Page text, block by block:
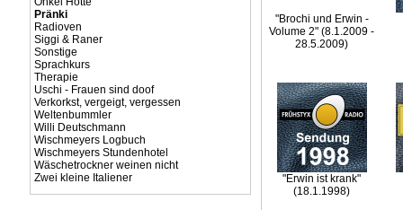
Pränki
Radioven
Siggi & Raner
Sonstige
Sprachkurs
Therapie
Uschi - Frauen sind doof
Verkorkst, vergeigt, vergessen
Weltenbummler
Willi Deutschmann
Wischmeyers Logbuch
Wischmeyers Stundenhotel
Wäschetrockner weinen nicht
Zwei kleine Italiener
"Brochi und Erwin -
Volume 2" (8.1.2009 -
28.5.2009)
"Erwin ist krank"
(18.1.1998)